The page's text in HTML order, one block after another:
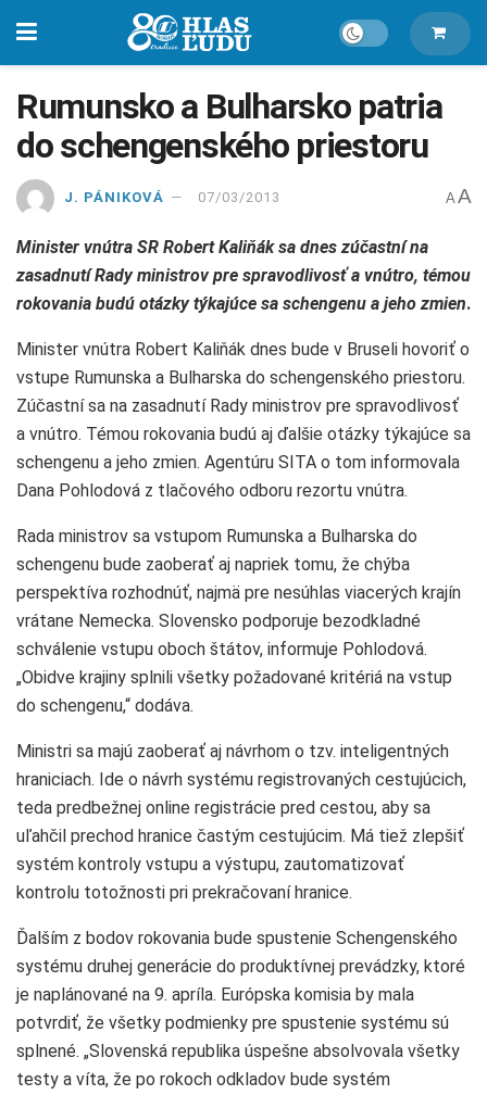
Rumunsko a Bulharsko patria
do schengenského priestoru
J. PÁNIKOVÁ 07/03/2013 A A
Minister vnútra SR Robert Kaliňák sa dnes zúčastní na
zasadnutí Rady ministrov pre spravodlivosť a vnútro, témou
rokovania budú otázky týkajúce sa schengenu a jeho zmien.
Minister vnútra Robert Kaliňák dnes bude v Bruseli hovoriť o
vstupe Rumunska a Bulharska do schengenského priestoru.
Zúčastní sa na zasadnutí Rady ministrov pre spravodlivosť
a vnútro. Témou rokovania budú aj ďalšie otázky týkajúce sa
schengenu a jeho zmien. Agentúru SITA o tom informovala
Dana Pohlodová z tlačového odboru rezortu vnútra.
Rada ministrov sa vstupom Rumunska a Bulharska do
schengenu bude zaoberať aj napriek tomu, že chýba
perspektíva rozhodnúť, najmä pre nesúhlas viacerých krajín
vrátane Nemecka. Slovensko podporuje bezodkladné
schválenie vstupu oboch štátov, informuje Pohlodová.
„Obidve krajiny splnili všetky požadované kritériá na vstup
do schengenu,“ dodáva.
Ministri sa majú zaoberať aj návrhom o tzv. inteligentných
hraniciach. Ide o návrh systému registrovaných cestujúcich,
teda predbežnej online registrácie pred cestou, aby sa
uľahčil prechod hranice častým cestujúcim. Má tiež zlepšiť
systém kontroly vstupu a výstupu, zautomatizovať
kontrolu totožnosti pri prekračovaní hranice.
Ďalším z bodov rokovania bude spustenie Schengenského
systému druhej generácie do produktívnej prevádzky, ktoré
je naplánované na 9. apríla. Európska komisia by mala
potvrdiť, že všetky podmienky pre spustenie systému sú
splnené. „Slovenská republika úspešne absolvovala všetky
testy a víta, že po rokoch odkladov bude systém